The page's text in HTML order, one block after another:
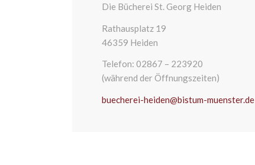
Die Bücherei St. Georg Heiden
Rathausplatz 19
46359 Heiden
Telefon: 02867 – 223920
(während der Öffnungszeiten)
buecherei-heiden@bistum-muenster.de